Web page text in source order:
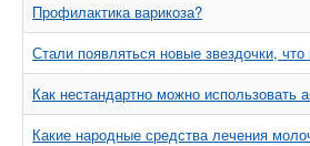
Профилактика варикоза?
Стали появляться новые звездочки, что
Как нестандартно можно использовать
Какие народные средства лечения